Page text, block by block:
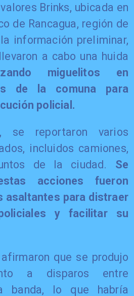
Brinks, ubicada en
de Rancagua, región de
información preliminar,
a cabo una huida
miguelitos en
de la comuna para
policial.
se reportaron varios
incluidos camiones,
de la ciudad. Se
acciones fueron
asaltantes para distraer
y facilitar su
que se produjo
a disparos entre
banda, lo que habría